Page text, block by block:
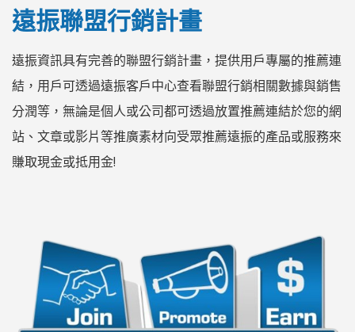
遠振聯盟行銷計畫
遠振資訊具有完善的聯盟行銷計畫，提供用戶專屬的推薦連
結，用戶可透過遠振客戶中心查看聯盟行銷相關數據與銷售
分潤等，無論是個人或公司都可透過放置推薦連結於您的網
站、文章或影片等推廣素材向受眾推薦遠振的產品或服務來
賺取現金或抵用金!